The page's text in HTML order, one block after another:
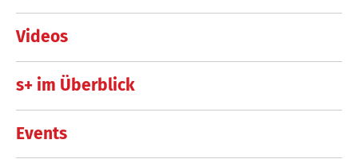
Videos
s+ im Überblick
Events